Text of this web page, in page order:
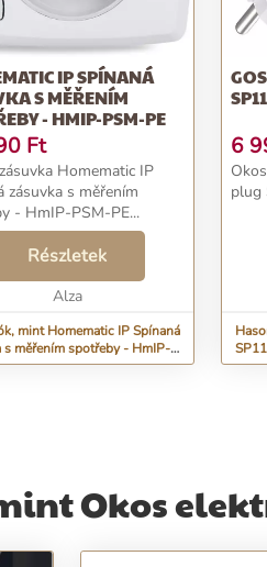
IP SPÍNANÁ
S MĚŘENÍM
- HMIP-PSM-PE
Ft
Homematic IP
zásuvka s měřením
- HmIP-PSM-PE...
Részletek
Alza
mint Homematic IP Spínaná
s měřením spotřeby - HmIP-
6
plug
Okos